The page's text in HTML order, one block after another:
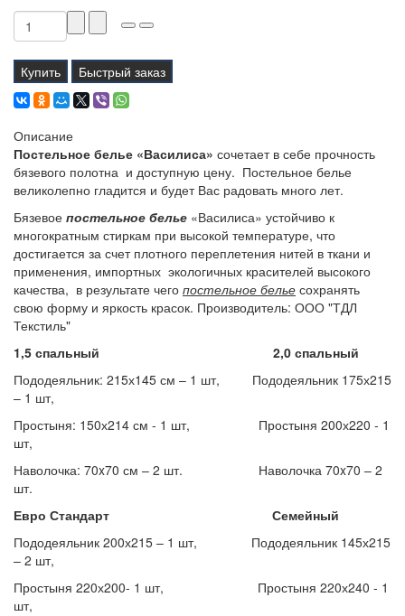
Купить Быстрый заказ
Описание
Постельное белье «Василиса» сочетает в себе прочность
бязевого полотна и доступную цену. Постельное белье
великолепно гладится и будет Вас радовать много лет.
Бязевое постельное белье «Василиса» устойчиво к
многократным стиркам при высокой температуре, что
достигается за счет плотного переплетения нитей в ткани и
применения, импортных экологичных красителей высокого
качества, в результате чего постельное белье сохранять
свою форму и яркость красок. Производитель: ООО "ТДЛ
Текстиль"
1,5 спальный 2,0 спальный
Пододеяльник: 215х145 см – 1 шт, Пододеяльник 175х215
– 1 шт,
Простыня: 150х214 см - 1 шт, Простыня 200х220 - 1
шт,
Наволочка: 70x70 см – 2 шт. Наволочка 70x70 – 2
шт.
Евро Стандарт Семейный
Пододеяльник 200х215 – 1 шт, Пододеяльник 145х215
– 2 шт,
Простыня 220х200- 1 шт, Простыня 220х240 - 1
шт,